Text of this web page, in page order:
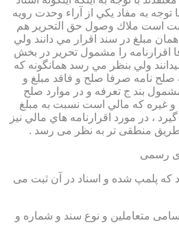
به مفاد يكي از آراء وحدت رويه
است ملاك وصول حق التحرير هم
مبلغ در سند اقرار مي دانند ولي
اقرارنامه را مشمول تحرير در بخش
ولي بنظر مي رسد همانگونه كه
نامه صرفا صلح و فاقد مبلغ و
بند ج تعرفه و در موارد صلح
غيره كه مالي است نسبت به مبلغ
، در مورد اقرارنامه هاي مالي نيز
طریق منطقی تر به نظر می رسد .
رسمی
که پلمپ شده و اسناد در آن ثبت می
متعاملین و نوع سند و شماره و